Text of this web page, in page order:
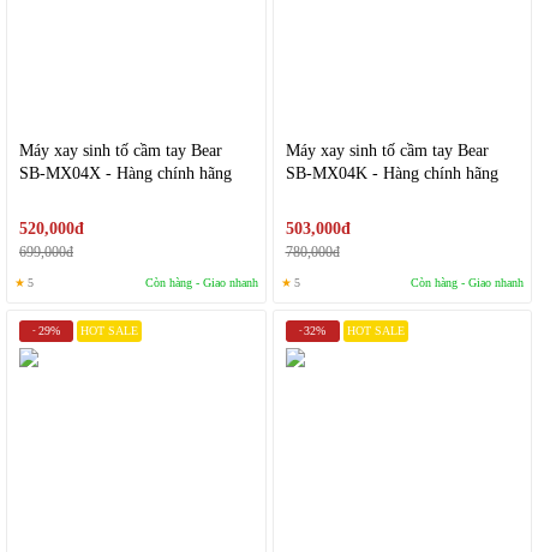
Máy xay sinh tố cầm tay Bear
SB-MX04X - Hàng chính hãng
520,000đ
699,000đ
★ 5 Còn hàng - Giao nhanh
Máy xay sinh tố cầm tay Bear
SB-MX04K - Hàng chính hãng
503,000đ
780,000đ
★ 5 Còn hàng - Giao nhanh
- 29% HOT SALE -32% HOT SALE